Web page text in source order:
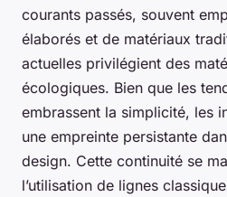
courants passés, souvent
élaborés et de matériaux
actuelles privilégient des
écologiques. Bien que les
embrassent la simplicité, les
une empreinte persistante
design. Cette continuité se
l’utilisation de lignes